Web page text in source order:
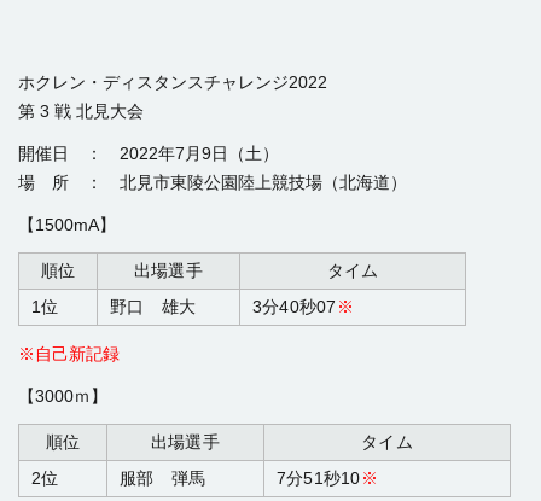
ホクレン・ディスタンスチャレンジ2022
第 3 戦 北見大会
開催日 ： 2022年7月9日（土）
場 所 ： 北見市東陵公園陸上競技場 （北海道）
【1500mA】
順位 出場選手
タイム
1位
野口 雄大 3分40秒07 ※
※自己新記録
【3000ｍ】
順位 出場選手
タイム
2位
服部 弾馬 7分51秒10※